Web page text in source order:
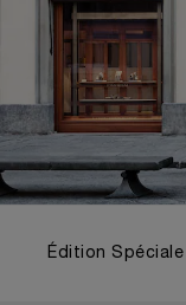
Édition Spéciale